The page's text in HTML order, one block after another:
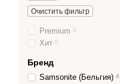
Очистить фильтр
Premium 0
Хит 0
Бренд
Samsonite (Бельгия) 4